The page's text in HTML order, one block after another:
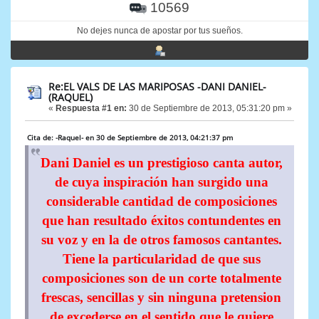
10569
No dejes nunca de apostar por tus sueños.
Re:EL VALS DE LAS MARIPOSAS -DANI DANIEL-
(RAQUEL)
« Respuesta #1 en: 30 de Septiembre de 2013, 05:31:20 pm »
Cita de: -Raquel- en 30 de Septiembre de 2013, 04:21:37 pm
Dani Daniel es un prestigioso canta autor,
de cuya inspiración han surgido una
considerable cantidad de composiciones
que han resultado éxitos contundentes en
su voz y en la de otros famosos cantantes.
Tiene la particularidad de que sus
composiciones son de un corte totalmente
frescas, sencillas y sin ninguna pretension